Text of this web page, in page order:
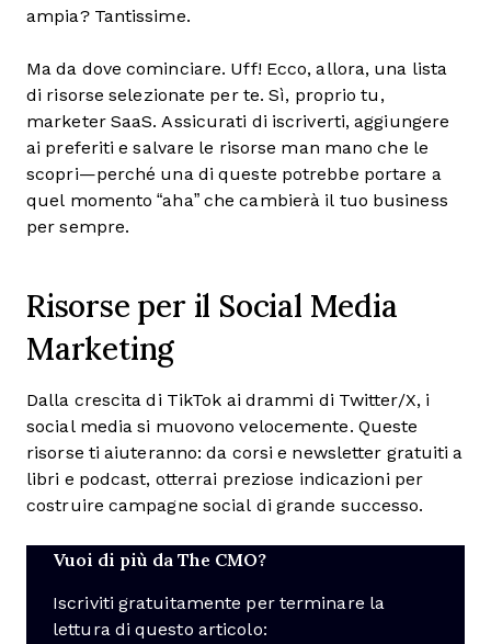
ampia? Tantissime.
Ma da dove cominciare. Uff! Ecco, allora, una lista
di risorse selezionate per te. Sì, proprio tu,
marketer SaaS. Assicurati di iscriverti, aggiungere
ai preferiti e salvare le risorse man mano che le
scopri—perché una di queste potrebbe portare a
quel momento “aha” che cambierà il tuo business
per sempre.
Risorse per il Social Media
Marketing
Dalla crescita di TikTok ai drammi di Twitter/X, i
social media si muovono velocemente. Queste
risorse ti aiuteranno: da corsi e newsletter gratuiti a
libri e podcast, otterrai preziose indicazioni per
costruire campagne social di grande successo.
Vuoi di più da The CMO?
Iscriviti gratuitamente per terminare la
lettura di questo articolo: